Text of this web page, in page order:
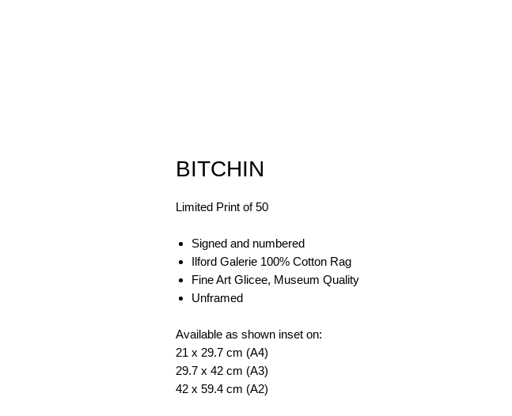
BITCHIN
Limited Print of 50
Signed and numbered
Ilford Galerie 100% Cotton Rag
Fine Art Glicee, Museum Quality
Unframed
Available as shown inset on:
21 x 29.7 cm (A4)
29.7 x 42 cm (A3)
42 x 59.4 cm (A2)